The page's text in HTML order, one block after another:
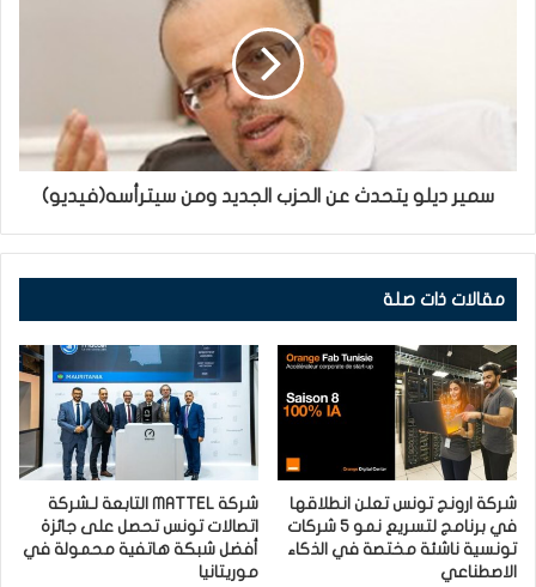
سمير ديلو يتحدث عن الحزب الجديد ومن سيترأسه(فيديو)
مقالات ذات صلة
شركة ارونج تونس تعلن انطلاقها
في برنامج لتسريع نمو 5 شركات
تونسية ناشئة مختصة في الذكاء
الاصطناعي
شركة MATTEL التابعة لـشركة
اتصالات تونس تحصل على جائزة
أفضل شبكة هاتفية محمولة في
موريتانيا